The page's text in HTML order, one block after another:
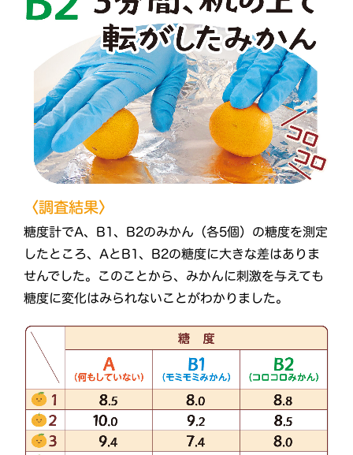
〈調査結果〉
糖度計でA、B1、B2のみかん（各5個）の糖度を測定
したところ、AとB1、B2の糖度に大きな差はありま
せんでした。このことから、みかんに刺激を与えても
糖度に変化はみられないことがわかりました。